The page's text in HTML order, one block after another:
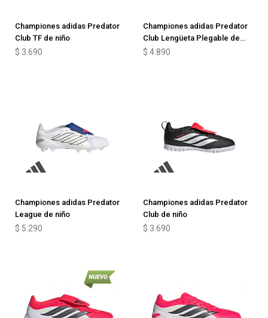
Championes adidas Predator
Club TF de niño
$ 3.690
Championes adidas Predator
Club Lengüeta Plegable de
niño
$ 4.890
Championes adidas Predator
League de niño
$ 5.290
Championes adidas Predator
Club de niño
$ 3.690